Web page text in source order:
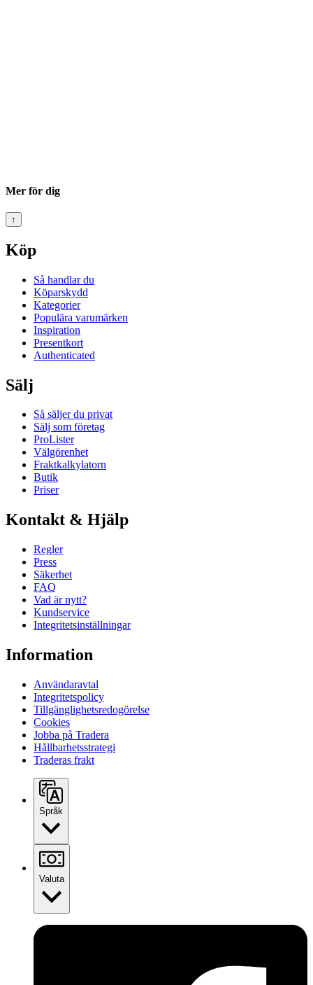
Mer för dig
↑
Köp
Så handlar du
Köparskydd
Kategorier
Populära varumärken
Inspiration
Presentkort
Authenticated
Sälj
Så säljer du privat
Sälj som företag
ProLister
Välgörenhet
Fraktkalkylatorn
Butik
Priser
Kontakt & Hjälp
Regler
Press
Säkerhet
FAQ
Vad är nytt?
Kundservice
Integritetsinställningar
Information
Användaravtal
Integritetspolicy
Tillgänglighetsredogörelse
Cookies
Jobba på Tradera
Hållbarhetsstrategi
Traderas frakt
Språk
Valuta